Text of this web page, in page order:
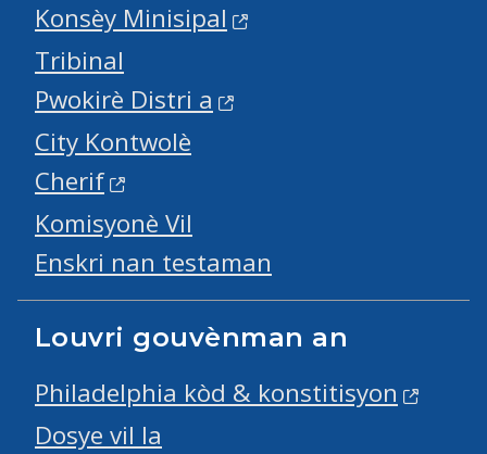
Konsèy Minisipal
Tribinal
Pwokirè Distri a
City Kontwolè
Cherif
Komisyonè Vil
Enskri nan testaman
Louvri gouvènman an
Philadelphia kòd & konstitisyon
Dosye vil la